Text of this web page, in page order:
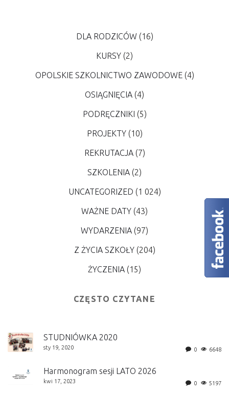
DLA RODZICÓW (16)
KURSY (2)
OPOLSKIE SZKOLNICTWO ZAWODOWE(4)
OSIĄGNIĘCIA (4)
PODRĘCZNIKI (5)
PROJEKTY(10)
REKRUTACJA(7)
SZKOLENIA (2)
UNCATEGORIZED (1 024)
WAŻNE DATY (43)
WYDARZENIA (97)
Z ŻYCIA SZKOŁY(204)
ŻYCZENIA (15)
CZĘSTO CZYTANE
STUDNIÓWKA 2020
sty 19, 2020 0 6648
Harmonogram sesji LATO 2026
kwi 17, 2023 0 5197